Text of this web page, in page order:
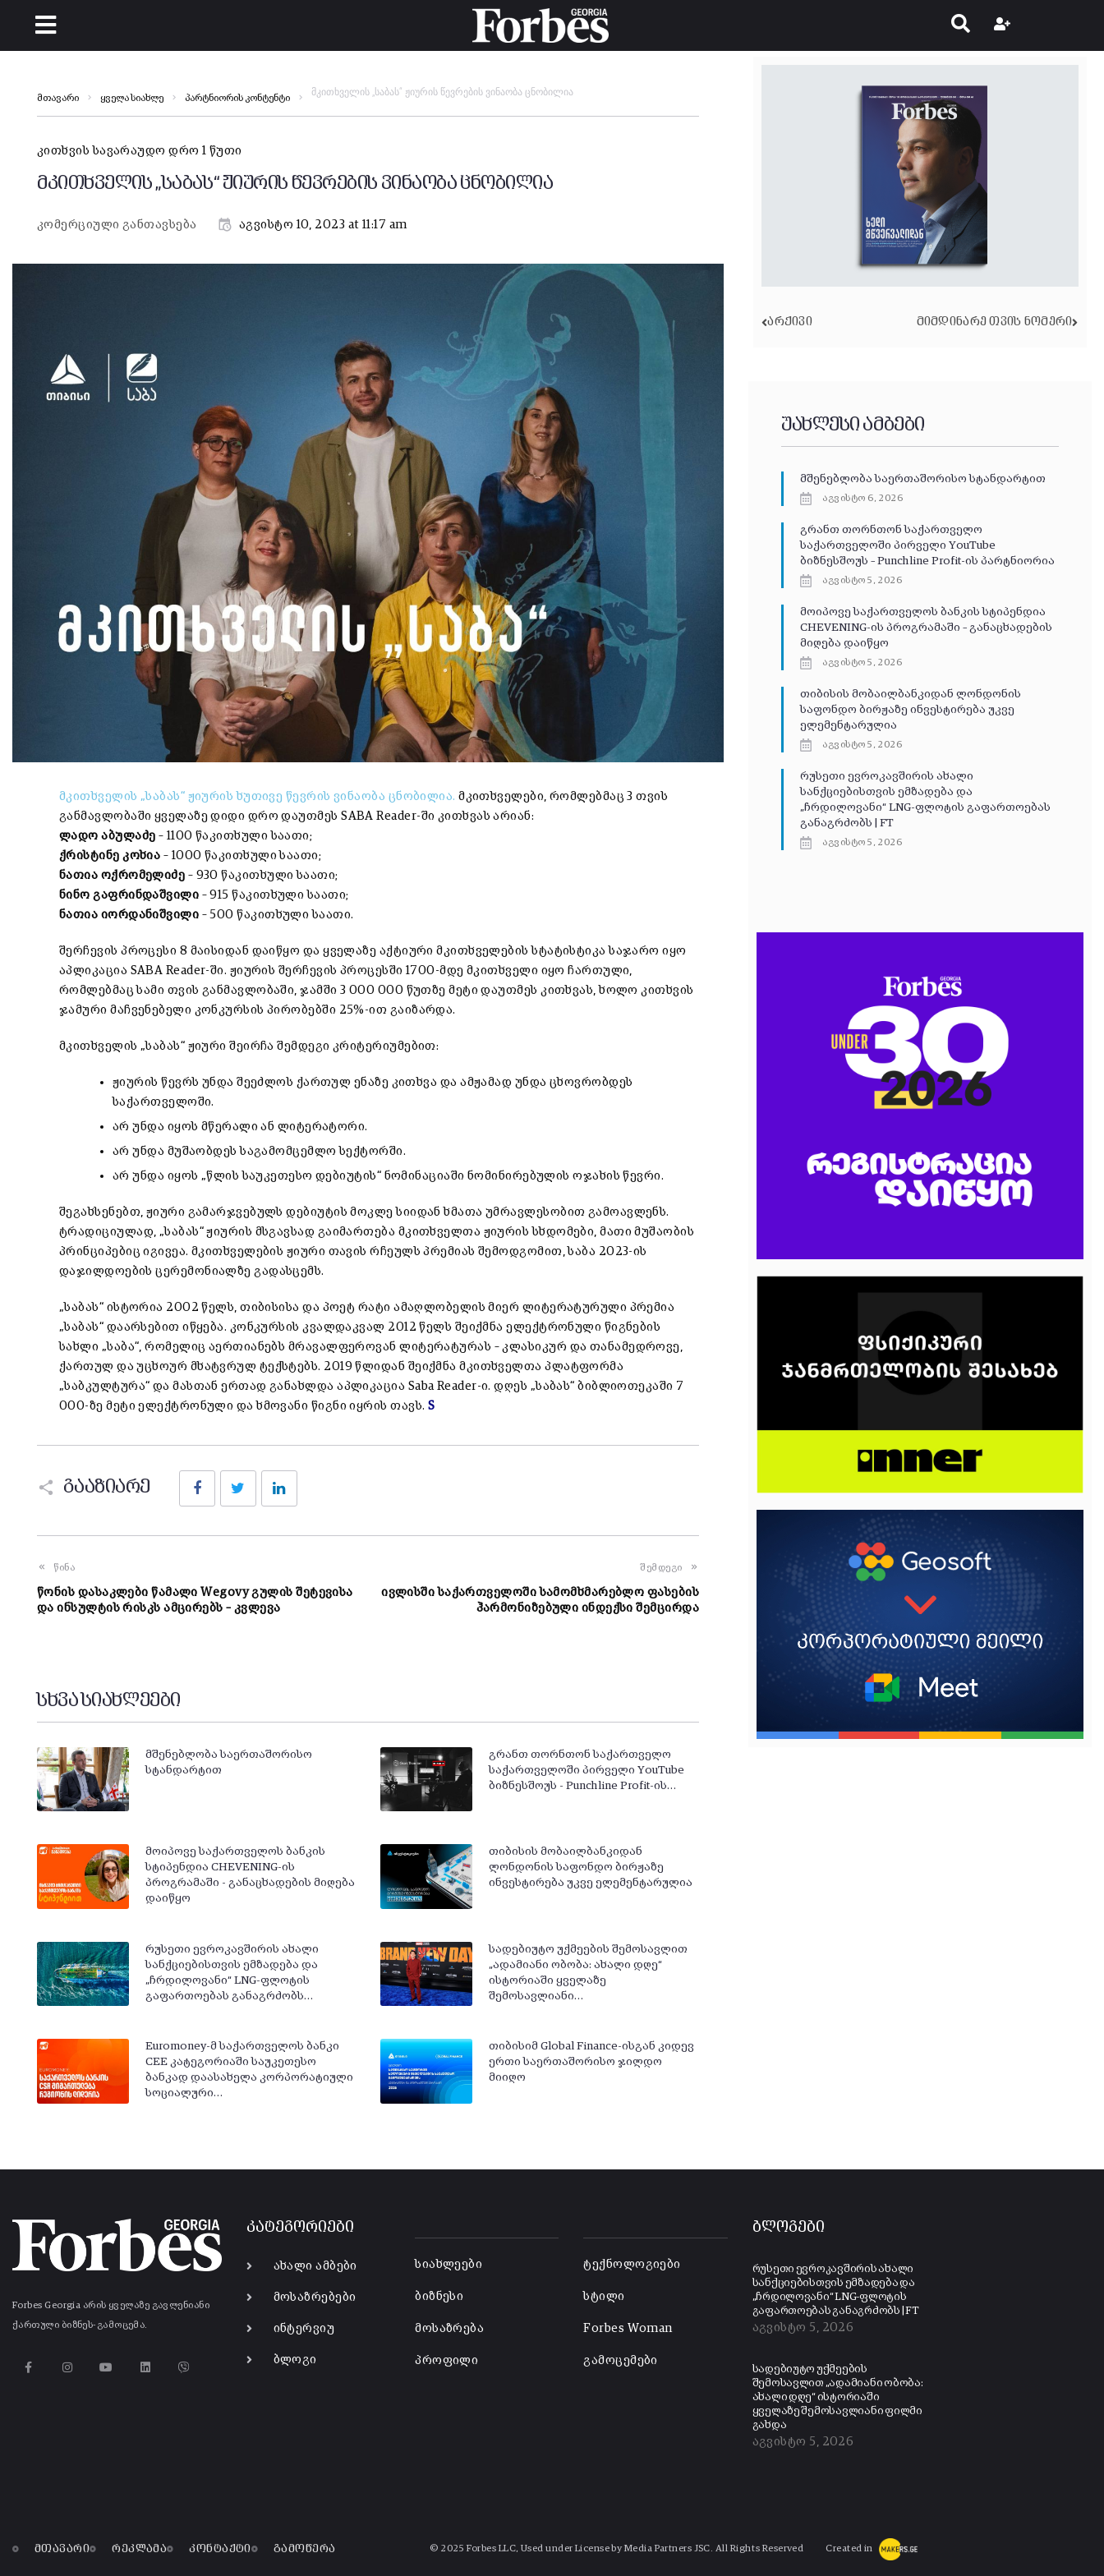
მთავარი ყველა სიახლე პარტნიორის კონტენტი
მკითხველის „საბას“ ჟიურის წევრების ვინაობა ცნობილია
კითხვის სავარაუდო დრო 1 წუთი
მკითხველის „საბას“ ჟიურის წევრების ვინაობა ცნობილია
კომერციული განთავსება აგვისტო 10, 2023 at 11:17 am
მკითხველის „საბას“ ჟიურის ხუთივე წევრის ვინაობა ცნობილია. მკითხველები, რომლებმაც 3 თვის
განმავლობაში ყველაზე დიდი დრო დაუთმეს SABA Reader-ში კითხვას არიან:
ლადო აბულაძე – 1100 წაკითხული საათი;
ქრისტინე კოხია – 1000 წაკითხული საათი;
ნათია ოქრომელიძე – 930 წაკითხული საათი;
ნინო გაფრინდაშვილი – 915 წაკითხული საათი;
ნათია იორდანიშვილი – 500 წაკითხული საათი.
შერჩევის პროცესი 8 მაისიდან დაიწყო და ყველაზე აქტიური მკითხველების სტატისტიკა საჯარო იყო
აპლიკაცია SABA Reader-ში. ჟიურის შერჩევის პროცესში 1700-მდე მკითხველი იყო ჩართული,
რომლებმაც სამი თვის განმავლობაში, ჯამში 3 000 000 წუთზე მეტი დაუთმეს კითხვას, ხოლო კითხვის
ჯამური მაჩვენებელი კონკურსის პირობებში 25%-ით გაიზარდა.
მკითხველის „საბას“ ჟიური შეირჩა შემდეგი კრიტერიუმებით:
ჟიურის წევრს უნდა შეეძლოს ქართულ ენაზე კითხვა და ამჟამად უნდა ცხოვრობდეს
საქართველოში.
არ უნდა იყოს მწერალი ან ლიტერატორი.
არ უნდა მუშაობდეს საგამომცემლო სექტორში.
არ უნდა იყოს „წლის საუკეთესო დებიუტის“ ნომინაციაში ნომინირებულის ოჯახის წევრი.
შეგახსენებთ, ჟიური გამარჯვებულს დებიუტის მოკლე სიიდან ხმათა უმრავლესობით გამოავლენს.
ტრადიციულად, „საბას“ ჟიურის მსგავსად გაიმართება მკითხველთა ჟიურის სხდომები, მათი მუშაობის
პრინციპებიც იგივეა. მკითხველების ჟიური თავის რჩეულს პრემიას შემოდგომით, საბა 2023-ის
დაჯილდოების ცერემონიალზე გადასცემს.
„საბას“ ისტორია 2002 წელს, თიბისისა და პოეტ რატი ამაღლობელის მიერ ლიტერატურული პრემია
„საბას“ დაარსებით იწყება. კონკურსის კვალდაკვალ 2012 წელს შეიქმნა ელექტრონული წიგნების
სახლი „საბა“, რომელიც აერთიანებს მრავალფეროვან ლიტერატურას – კლასიკურ და თანამედროვე,
ქართულ და უცხოურ მხატვრულ ტექსტებს. 2019 წლიდან შეიქმნა მკითხველთა პლატფორმა
„საბკულტურა“ და მასთან ერთად განახლდა აპლიკაცია Saba Reader-ი. დღეს „საბას“ ბიბლიოთეკაში 7
000-ზე მეტი ელექტრონული და ხმოვანი წიგნი იყრის თავს. S
გააზიარე
FacebookTwitter
წინა
წონის დასაკლები წამალი Wegovy გულის შეტევისა
და ინსულტის რისკს ამცირებს – კვლევა
შემდეგი
ივლისში საქართველოში სამომხმარებლო ფასების
ჰარმონიზებული ინდექსი შემცირდა
სხვა სიახლეები
მშენებლობა საერთაშორისო
სტანდარტით
გრანთ თორნთონ საქართველო
საქართველოში პირველი YouTube
ბიზნესშოუს - Punchline Profit-ის…
მოიპოვე საქართველოს ბანკის
სტიპენდია CHEVENING-ის
პროგრამაში - განაცხადების მიღება
დაიწყო
თიბისის მობაილბანკიდან
ლონდონის საფონდო ბირჟაზე
ინვესტირება უკვე ელემენტარულია
რუსეთი ევროკავშირის ახალი
სანქციებისთვის ემზადება და
„ჩრდილოვანი“ LNG-ფლოტის
გაფართოებას განაგრძობს…
სადებიუტო უქმეების შემოსავლით
„ადამიანი ობობა: ახალი დღე“
ისტორიაში ყველაზე
შემოსავლიანი…
Euromoney-მ საქართველოს ბანკი
CEE კატეგორიაში საუკეთესო
ბანკად დაასახელა კორპორატიული
სოციალური…
თიბისიმ Global Finance-ისგან კიდევ
ერთი საერთაშორისო ჯილდო
მიიღო
ᲐᲠᲥᲘᲕᲘ ᲛᲘᲛᲓᲘᲜᲐᲠᲔ ᲗᲕᲘᲡ ᲜᲝᲛᲔᲠᲘ
უახლესი ამბები
მშენებლობა საერთაშორისო სტანდარტით
აგვისტო 6, 2026
გრანთ თორნთონ საქართველო
საქართველოში პირველი YouTube
ბიზნესშოუს – Punchline Profit-ის პარტნიორია
აგვისტო 5, 2026
მოიპოვე საქართველოს ბანკის სტიპენდია
CHEVENING-ის პროგრამაში – განაცხადების
მიღება დაიწყო
აგვისტო 5, 2026
თიბისის მობაილბანკიდან ლონდონის
საფონდო ბირჟაზე ინვესტირება უკვე
ელემენტარულია
აგვისტო 5, 2026
რუსეთი ევროკავშირის ახალი
სანქციებისთვის ემზადება და
„ჩრდილოვანი“ LNG-ფლოტის გაფართოებას
განაგრძობს | FT
აგვისტო 5, 2026
Forbes Georgia არის ყველაზე გავლენიანი
ქართული ბიზნეს-გამოცემა.
კატეგორიები
ახალი ამბები
მოსაზრებები
ინტერვიუ
ბლოგი
სიახლეები
ბიზნესი
მოსაზრება
პროფილი
ტექნოლოგიები
სტილი
Forbes Woman
გამოცემები
ბლოგები
რუსეთი ევროკავშირის ახალი
სანქციებისთვის ემზადება და
„ჩრდილოვანი“ LNG-ფლოტის
გაფართოებას განაგრძობს | FT
აგვისტო 5, 2026
სადებიუტო უქმეების
შემოსავლით „ადამიანი ობობა:
ახალი დღე“ ისტორიაში
ყველაზე შემოსავლიანი ფილმი
გახდა
აგვისტო 5, 2026
მთავარი რეკლამა კონტაქტი გამოწერა © 2025 Forbes LLC, Used under License by Media Partners JSC. All Rights Reserved Created in